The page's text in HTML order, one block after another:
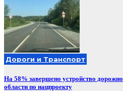
Дороги и Транспорт
На 58% завершено устройство
области по нацпроекту